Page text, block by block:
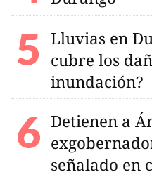
Lluvias en
cubre los
inundación?
Detienen a
señalado en